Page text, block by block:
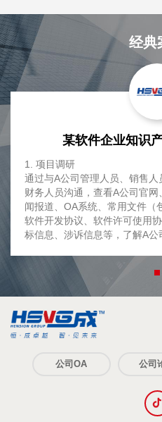
经典
某软件企业知识
1. 项目调研
通过与A公司管理人员、销售人
财务人员沟通，查看A公司官
闻报道、OA系统、常用文件（
软件开发协议、软件许可使用
标信息、涉诉信息等，了解A
2. 项目策划
（1）律师计划在《品牌管理合
进行嵌入式开发，对A公司与
对销售人员、推广人员进行培训
（2）律师通过企业知识产权风
《商标布局整体解决方案》的
（3）律师计划帮助A公司在《
度》的基础上根据A公司的管
改A公司《技术开发协议》模
公司OA 公司